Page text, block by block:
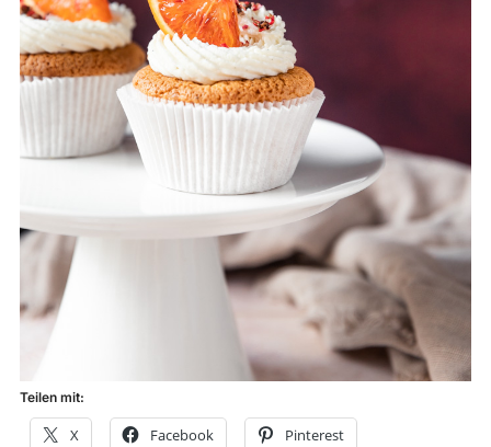
Teilen mit:
X Facebook Pinterest